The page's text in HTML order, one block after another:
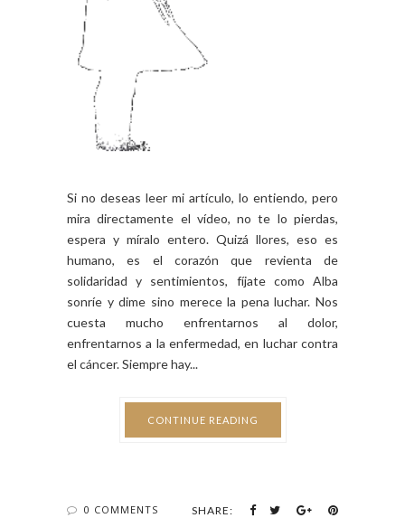
Si no deseas leer mi artículo, lo entiendo, pero
mira directamente el vídeo, no te lo pierdas,
espera y míralo entero. Quizá llores, eso es
humano, es el corazón que revienta de
solidaridad y sentimientos, fíjate como Alba
sonríe y dime sino merece la pena luchar. Nos
cuesta mucho enfrentarnos al dolor,
enfrentarnos a la enfermedad, en luchar contra
el cáncer. Siempre hay...
CONTINUE READING
0 COMMENTS SHARE: